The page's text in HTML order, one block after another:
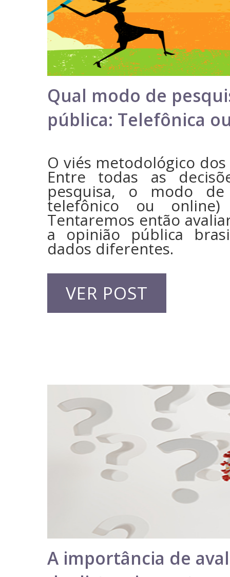
Qual modo de
pública: Telefônica
O viés metodológico
Entre todas as
pesquisa, o modo de
telefônico ou
Tentaremos então
a opinião pública
dados diferentes.
VER POST
A importância de